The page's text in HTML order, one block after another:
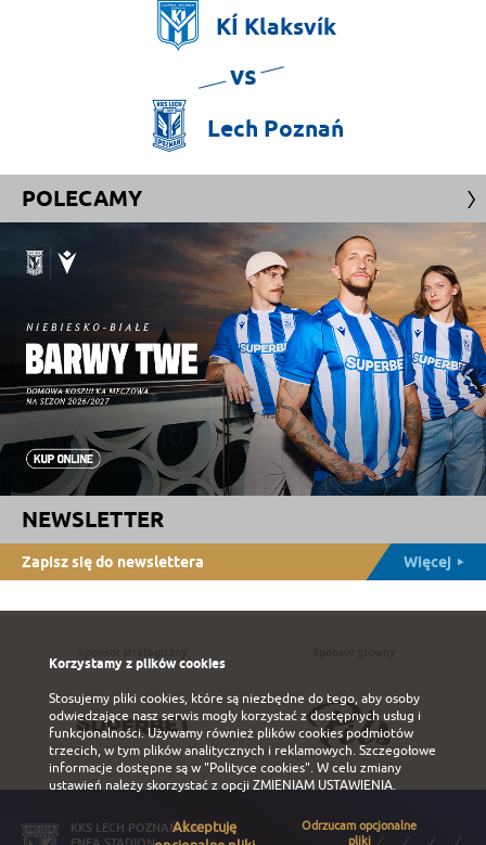
KÍ Klaksvík
vs
Lech Poznań
POLECAMY
NEWSLETTER
Zapisz się do newslettera Więcej
KKS LECH POZNAŃ S.A.
Korzystamy z plików cookies
Stosujemy pliki cookies, które są niezbędne do tego, aby osoby
odwiedzające nasz serwis mogły korzystać z dostępnych usług i
funkcjonalności. Używamy również plików cookies podmiotów
trzecich, w tym plików analitycznych i reklamowych. Szczegołowe
informacje dostępne są w"Polityce cookies". W celu zmiany
ustawień należy skorzystać z opcji ZMIENIAM USTAWIENIA.
Akceptuję
Odrzucam opcjonalne
pliki